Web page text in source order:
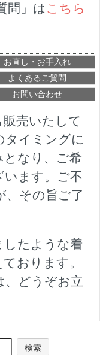
問」は こちら
お直し・お手入れ
よくあるご質問
お問い合わせ
売いたして
タイミングに
となり、ご希
います。ご不
、その旨ご了
したような着
おります。
、どうぞお立
検索